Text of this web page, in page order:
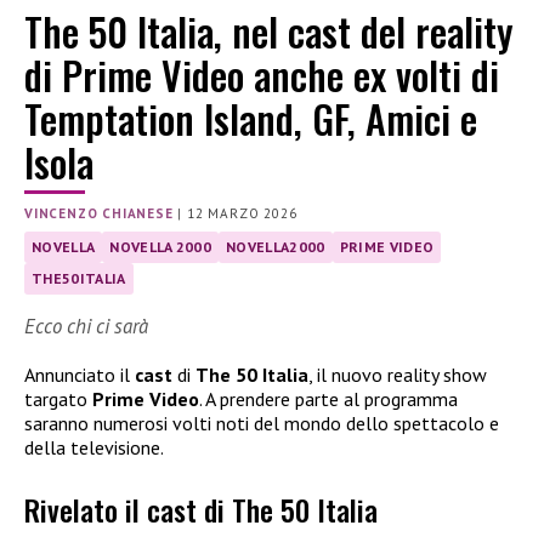
The 50 Italia, nel cast del reality
di Prime Video anche ex volti di
Temptation Island, GF, Amici e
Isola
VINCENZO CHIANESE | 12 MARZO 2026
NOVELLA NOVELLA 2000 NOVELLA2000
PRIME VIDEO
THE50ITALIA
Ecco chi ci sarà
Annunciato il cast di The 50 Italia, il nuovo reality show
targato Prime Video. A prendere parte al programma
saranno numerosi volti noti del mondo dello spettacolo e
della televisione.
Rivelato il cast di The 50 Italia